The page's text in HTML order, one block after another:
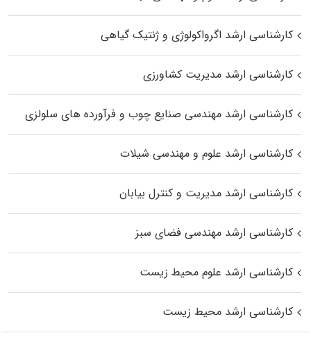
کارشناسی ارشد اگرواکولوژی و ژنتیک گیاهی
کارشناسی ارشد مدیریت کشاورزی
کارشناسی ارشد مهندسی صنایع چوب و فرآورده‌ های سلولزی
کارشناسی ارشد علوم و مهندسی شیلات
کارشناسی ارشد مدیریت و کنترل بیابان
کارشناسی ارشد مهندسی فضای سبز
کارشناسی ارشد علوم محیط‌ زیست
کارشناسی ارشد محیط زیست